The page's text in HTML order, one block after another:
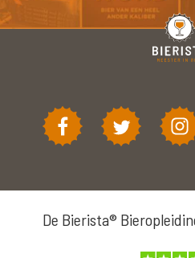
De Bierista®